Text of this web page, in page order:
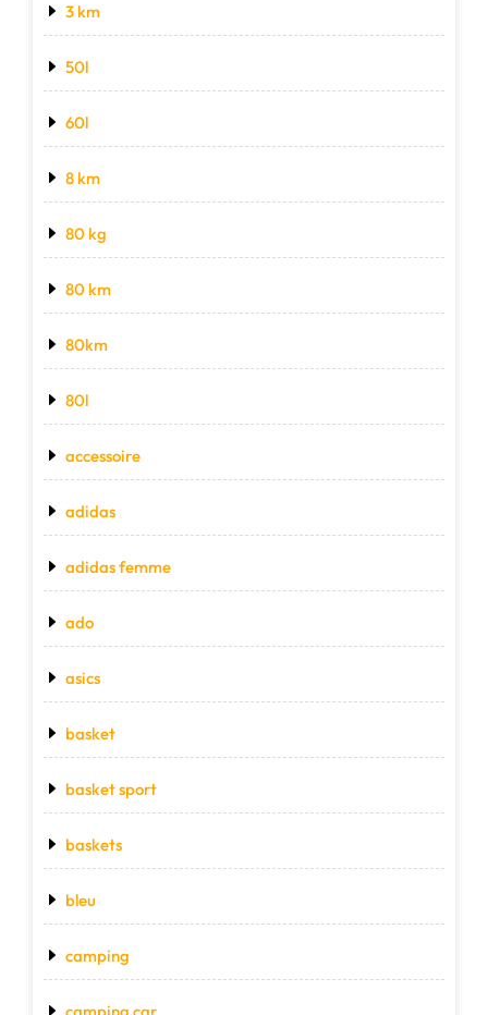
3 km
50l
60l
8 km
80 kg
80 km
80km
80l
accessoire
adidas
adidas femme
ado
asics
basket
basket sport
baskets
bleu
camping